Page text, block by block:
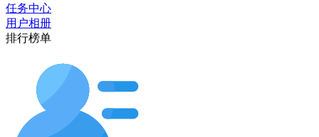
任务中心
用户相册
排行榜单